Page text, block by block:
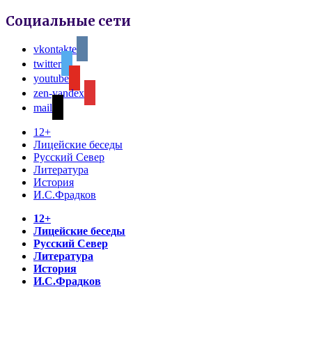
Социальные сети
vkontakte
twitter
youtube
zen-yandex
mail
12+
Лицейские беседы
Русский Север
Литература
История
И.С.Фрадков
12+
Лицейские беседы
Русский Север
Литература
История
И.С.Фрадков